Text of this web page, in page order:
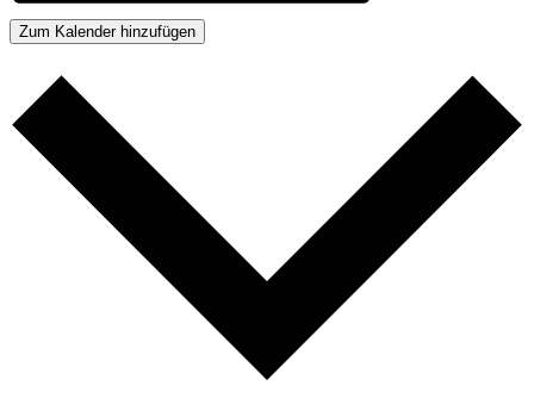
Zum Kalender hinzufügen